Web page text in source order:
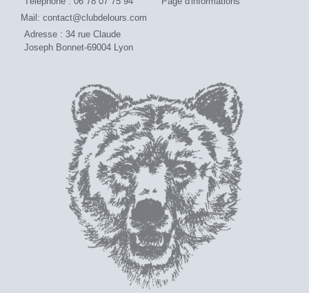
Mail: contact@clubdelours.com
Adresse : 34 rue Claude
Joseph Bonnet-69004 Lyon